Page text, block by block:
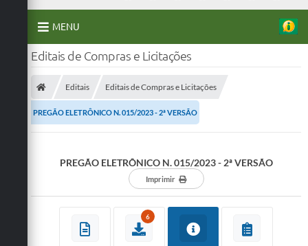
MENU
A Prefeitura
Secretarias
Telefones
Inclusão e Acessibilidade
Editais de Compras e Licitações
Editais Editais de Compras e Licitações
PREGÃO ELETRÔNICO N. 015/2023 - 2ª VERSÃO
PREGÃO ELETRÔNICO N. 015/2023 - 2ª VERSÃO
Imprimir
6